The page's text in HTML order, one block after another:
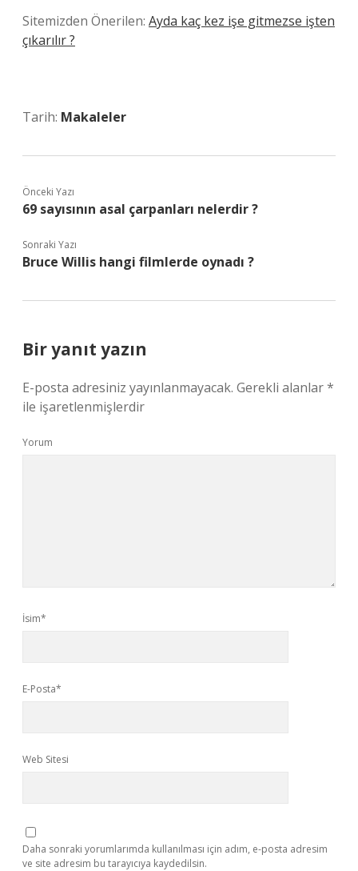
Sitemizden Önerilen: Ayda kaç kez işe gitmezse işten
çıkarılır ?
Tarih: Makaleler
Önceki Yazı
69 sayısının asal çarpanları nelerdir ?
Sonraki Yazı
Bruce Willis hangi filmlerde oynadı ?
Bir yanıt yazın
E-posta adresiniz yayınlanmayacak. Gerekli alanlar*
ile işaretlenmişlerdir
Yorum
İsim*
E-Posta*
Web Sitesi
Daha sonraki yorumlarımda kullanılması için adım, e-posta adresim
ve site adresim bu tarayıcıya kaydedilsin.